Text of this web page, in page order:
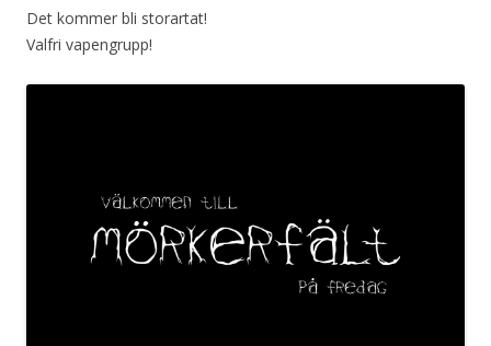
Det kommer bli storartat!
Valfri vapengrupp!